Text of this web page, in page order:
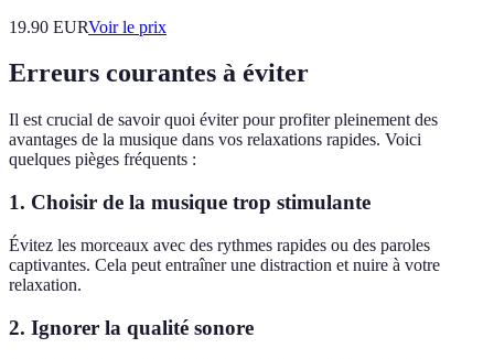
19.90 EURVoir le prix
Erreurs courantes à éviter
Il est crucial de savoir quoi éviter pour profiter pleinement des
avantages de la musique dans vos relaxations rapides. Voici
quelques pièges fréquents :
1. Choisir de la musique trop stimulante
Évitez les morceaux avec des rythmes rapides ou des paroles
captivantes. Cela peut entraîner une distraction et nuire à votre
relaxation.
2. Ignorer la qualité sonore